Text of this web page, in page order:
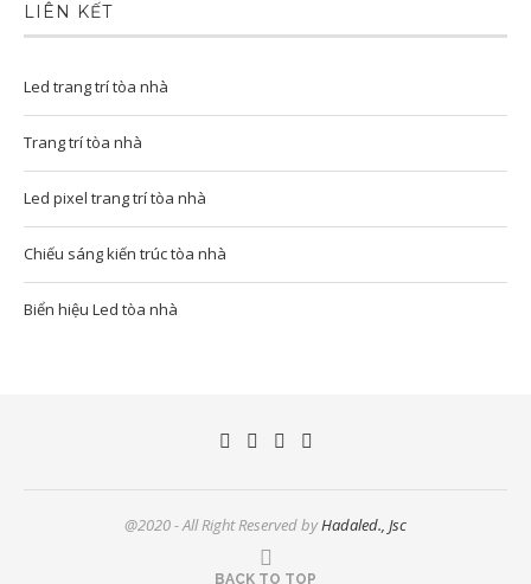
LIÊN KẾT
Led trang trí tòa nhà
Trang trí tòa nhà
Led pixel trang trí tòa nhà
Chiếu sáng kiến trúc tòa nhà
Biển hiệu Led tòa nhà
@2020 - All Right Reserved byHadaled., Jsc
BACK TO TOP